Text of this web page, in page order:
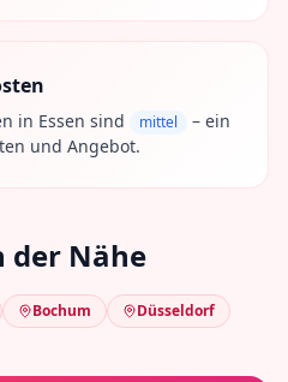
in Essen sind mittel
– ein
und Angebot.
der Nähe
Bochum Düsseldorf